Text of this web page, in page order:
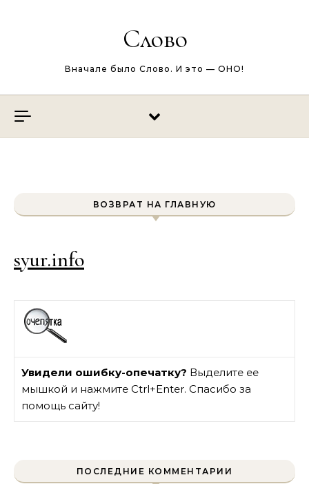
Слово
Вначале было Слово. И это — ОНО!
ВОЗВРАТ НА ГЛАВНУЮ
syur.info
Увидели ошибку-опечатку? Выделите ее
мышкой и нажмите Ctrl+Enter. Спасибо за
помощь сайту!
ПОСЛЕДНИЕ КОММЕНТАРИИ